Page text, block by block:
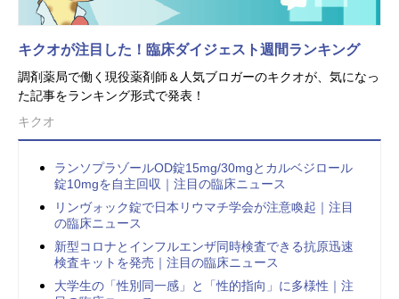
キクオが注目した！臨床ダイジェスト週間ランキング
調剤薬局で働く現役薬剤師＆人気ブロガーのキクオが、気になっ
た記事をランキング形式で発表！
キクオ
ランソプラゾールOD錠15mg/30mgとカルベジロール
錠10mgを自主回収｜注目の臨床ニュース
リンヴォック錠で日本リウマチ学会が注意喚起｜注目
の臨床ニュース
新型コロナとインフルエンザ同時検査できる抗原迅速
検査キットを発売｜注目の臨床ニュース
大学生の「性別同一感」と「性的指向」に多様性｜注